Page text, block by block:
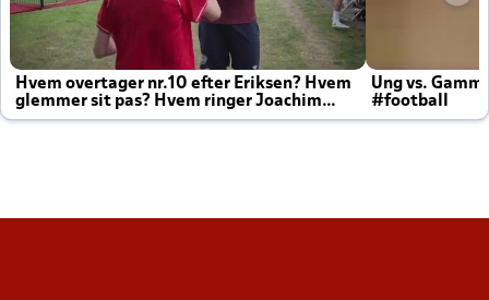
Hvem overtager nr.10 efter Eriksen? Hvem
glemmer sit pas? Hvem ringer Joachim
altid til efter kampe?
Ung vs.
#football